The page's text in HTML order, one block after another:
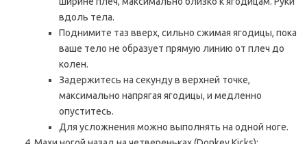
вдоль тела.
Поднимите таз вверх, сильно сжимая ягодицы, пока
ваше тело не образует прямую линию от плеч до
колен.
Задержитесь на секунду в верхней точке,
максимально напрягая ягодицы, и медленно
опуститесь.
Для усложнения можно выполнять на одной ноге.